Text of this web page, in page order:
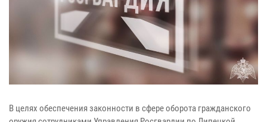
В целях обеспечения законности в сфере оборота гражданского